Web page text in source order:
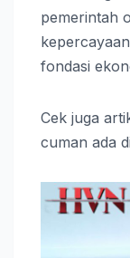
pemerintah
fondasi
Cek juga
cuman ada di